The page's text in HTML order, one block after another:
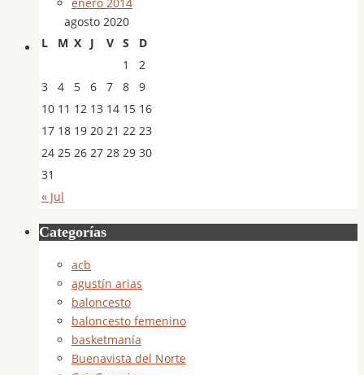
agosto 2020
L
M X J V S D
« Jul
1
2
3
4 5 6 7 8
9
10 11 12 13 14 15 16
17 18 19 20 21 22 23
24 25 26 27 28 29 30
31
Categorías
acb
agustín arias
baloncesto
baloncesto femenino
basketmanía
Buenavista del Norte